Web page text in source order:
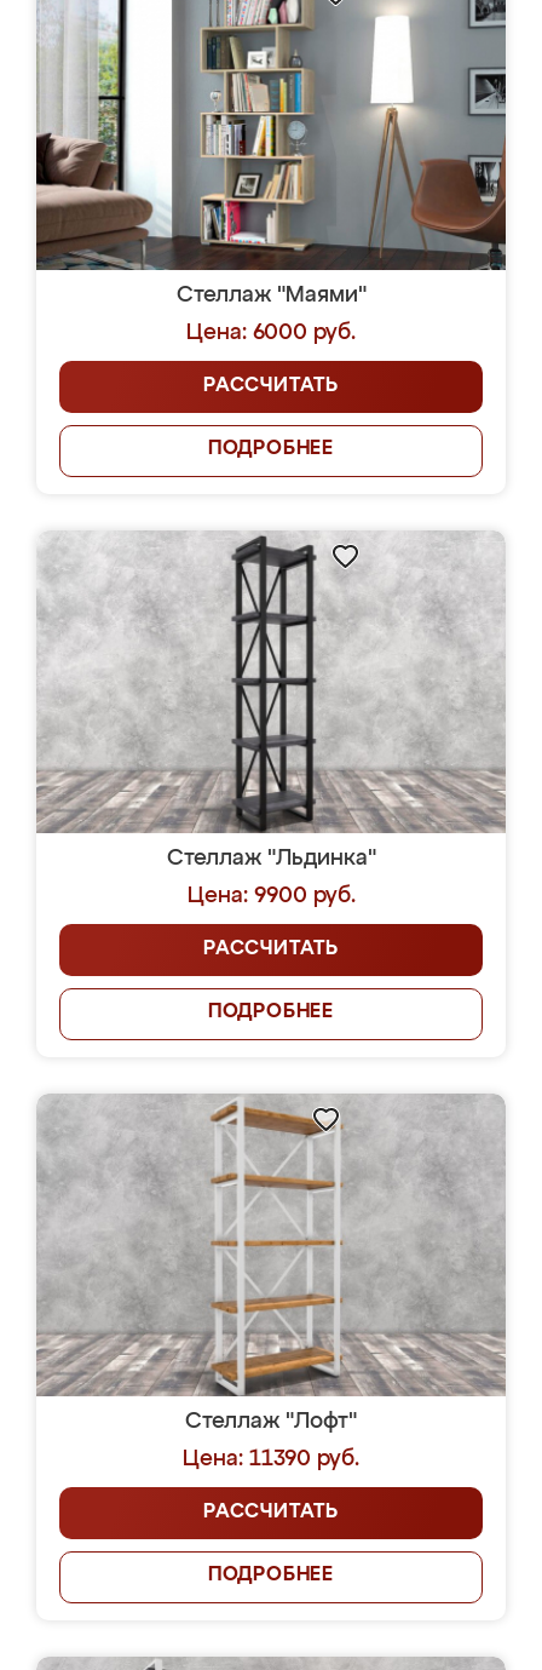
Стеллаж "Маями"
Цена: 6000 руб.
РАССЧИТАТЬ
ПОДРОБНЕЕ
Стеллаж "Льдинка"
Цена: 9900 руб.
РАССЧИТАТЬ
ПОДРОБНЕЕ
Стеллаж "Лофт"
Цена: 11390 руб.
РАССЧИТАТЬ
ПОДРОБНЕЕ